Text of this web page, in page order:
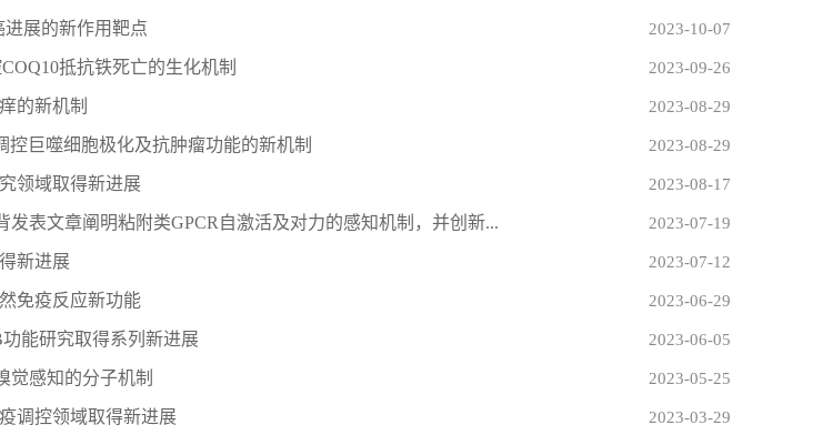
展的新作用靶点 2023-10-07
抵抗铁死亡的生化机制 2023-09-26
的新机制 2023-08-29
巨噬细胞极化及抗肿瘤功能的新机制 2023-08-29
领域取得新进展 2023-08-17
发表文章阐明粘附类GPCR自激活及对力的感知机制，并创新... 2023-07-19
新进展 2023-07-12
免疫反应新功能 2023-06-29
能研究取得系列新进展 2023-06-05
觉感知的分子机制 2023-05-25
调控领域取得新进展 2023-03-29